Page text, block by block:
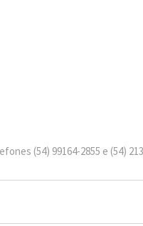
(54) 99164-2855 e (54)